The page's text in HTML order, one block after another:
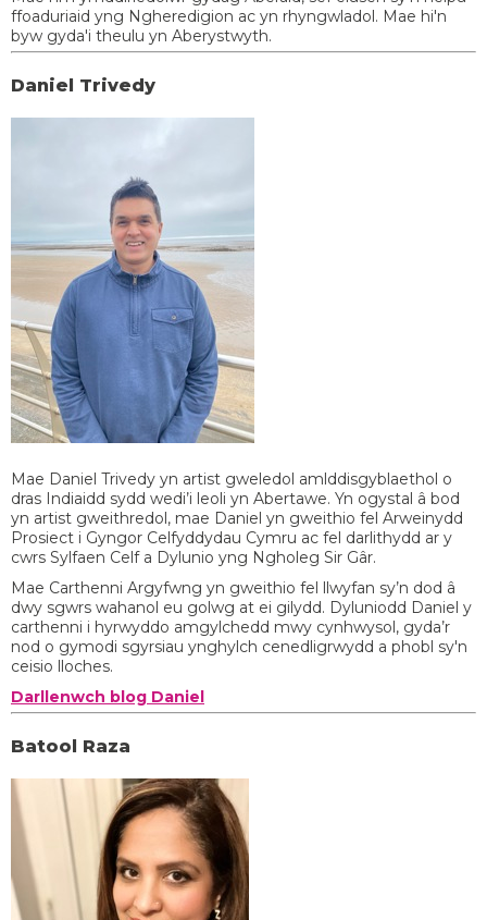
ffoaduriaid yng Ngheredigion ac yn rhyngwladol. Mae hi'n
byw gyda'i theulu yn Aberystwyth.
Daniel Trivedy
Mae Daniel Trivedy yn artist gweledol amlddisgyblaethol o
dras Indiaidd sydd wedi’i leoli yn Abertawe. Yn ogystal â bod
yn artist gweithredol, mae Daniel yn gweithio fel Arweinydd
Prosiect i Gyngor Celfyddydau Cymru ac fel darlithydd ar y
cwrs Sylfaen Celf a Dylunio yng Ngholeg Sir Gâr.
Mae Carthenni Argyfwng yn gweithio fel llwyfan sy’n dod â
dwy sgwrs wahanol eu golwg at ei gilydd. Dyluniodd Daniel y
carthenni i hyrwyddo amgylchedd mwy cynhwysol, gyda’r
nod o gymodi sgyrsiau ynghylch cenedligrwydd a phobl sy'n
ceisio lloches.
Darllenwch blog Daniel
Batool Raza